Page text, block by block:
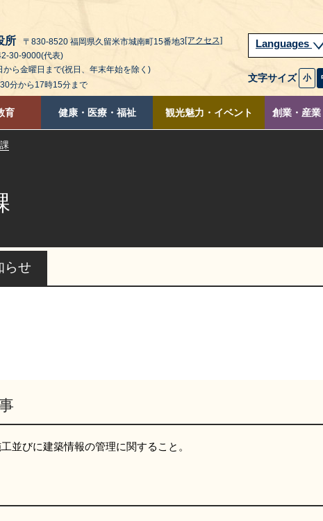
所 〒830-8520 福岡県久留米市城南町15番地3[アクセス]
30-9000(代表)
から金曜日まで(祝日、年末年始を除く)
分から17時15分まで
Languages
文字サイズ 小
育 健康・医療・福祉 観光魅力・イベント 創業・産
らせ
並びに建築情報の管理に関すること。